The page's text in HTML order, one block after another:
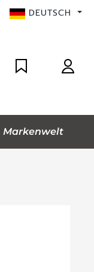
DEUTSCH
Markenwelt